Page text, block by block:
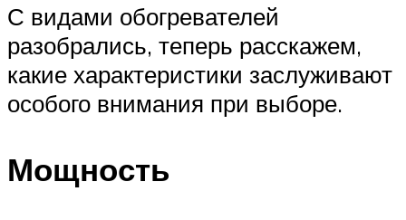
С видами обогревателей
разобрались, теперь расскажем,
какие характеристики заслуживают
особого внимания при выборе.
Мощность